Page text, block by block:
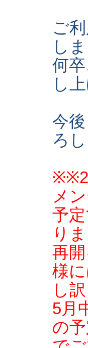
ご
し
何
し
今
ろ
メ
予
り
再
様
し
5月
の